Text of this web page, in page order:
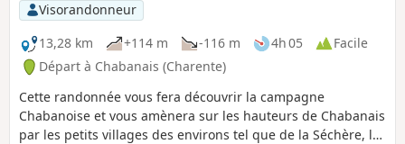
Visorandonneur
13,28 km
+114 m -116 m 4h 05
Facile
Départ à Chabanais (Charente)
Cette randonnée vous fera découvrir la campagne
Chabanoise et vous amènera sur les hauteurs de Chabanais
par les petits villages des environs tel que de la Séchère, la